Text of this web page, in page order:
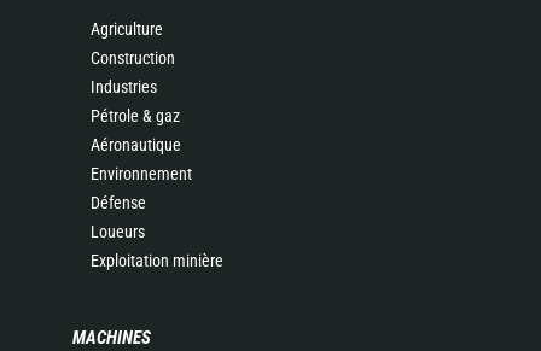
Agriculture
Construction
Industries
Pétrole & gaz
Aéronautique
Environnement
Défense
Loueurs
Exploitation minière
MACHINES